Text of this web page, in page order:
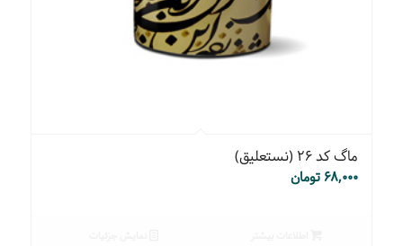
ماگ کد ۲۶ (نستعلیق)
۶۸,۰۰۰تومان